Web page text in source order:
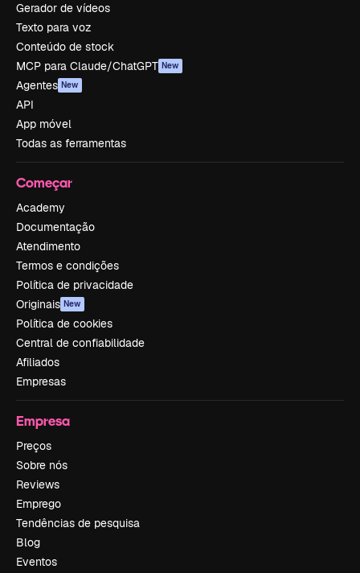
Gerador de vídeos
Texto para voz
Conteúdo de stock
MCP para Claude/ChatGPT New
Agentes New
API
App móvel
Todas as ferramentas
Começar
Academy
Documentação
Atendimento
Termos e condições
Política de privacidade
Originais New
Política de cookies
Central de confiabilidade
Afiliados
Empresas
Empresa
Preços
Sobre nós
Reviews
Emprego
Tendências de pesquisa
Blog
Eventos